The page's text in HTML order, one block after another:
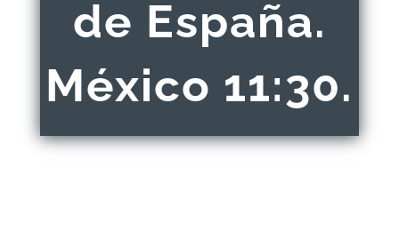
de España.
México 11:30.